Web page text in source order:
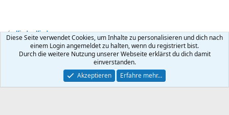
Kinder Kinder
Kontakt Nutzungsbedingungen Datenschutz Hilfe
R
Community platform by XenForo ® © 2010-2026 XenForo Ltd.
Diese Seite verwendet Cookies, um Inhalte zu personalisieren und dich nach
einem Login angemeldet zu halten, wenn du registriert bist.
Durch die weitere Nutzung unserer Webseite erklärst du dich damit
einverstanden.
Akzeptieren
Erfahre mehr…